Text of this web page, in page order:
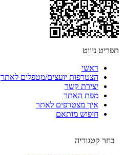
תפריט ניווט
ראשי
הצטרפות יועצים/מטפלים לאתר
יצירת קשר
מפת האתר
איך מצטרפים לאתר
חיפוש מותאם
בחר קטגוריה